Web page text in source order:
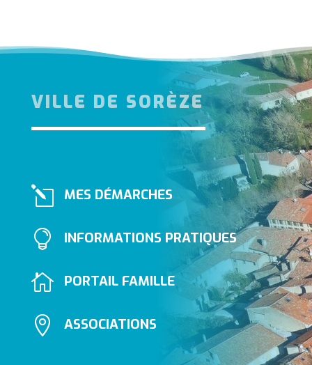
VILLE DE SORÈZE
l MES DÉMARCHES
 INFORMATIONS PRATIQUES
 PORTAIL FAMILLE
 ASSOCIATIONS